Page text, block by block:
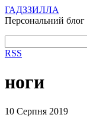
ГАДЗЗИЛЛА
Персональний блог
RSS
ноги
10 Серпня 2019